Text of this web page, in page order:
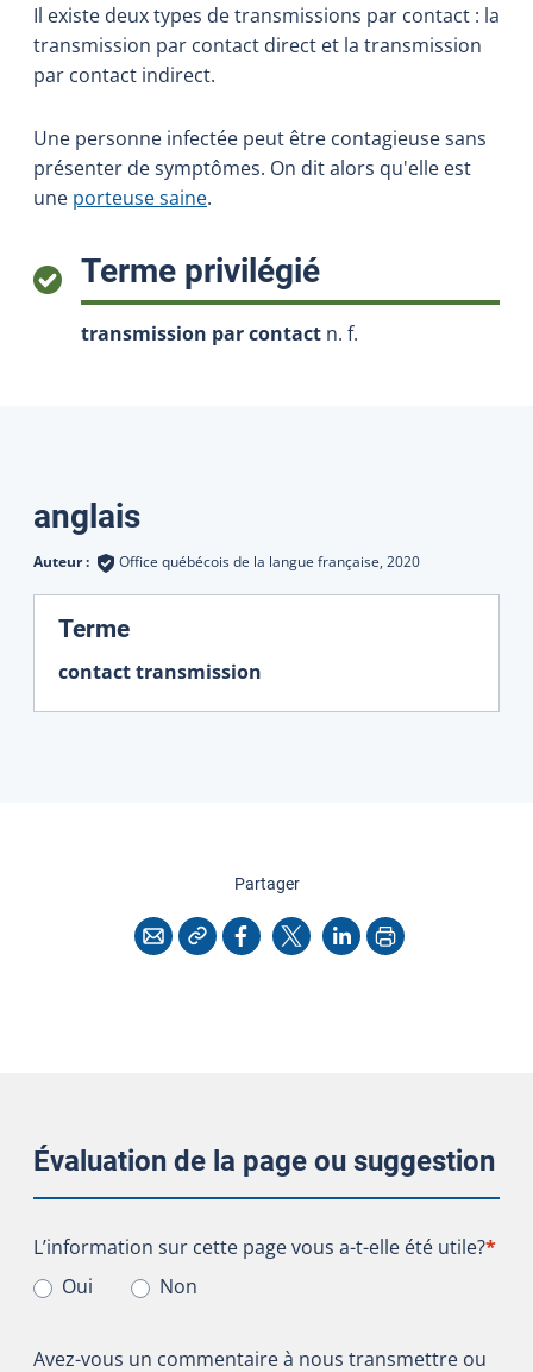
Il existe deux types de transmissions par contact : la
transmission par contact direct et la transmission
par contact indirect.
Une personne infectée peut être contagieuse sans
présenter de symptômes. On dit alors qu'elle est
une porteuse saine.
Terme privilégié:
transmission par contact n. f.
Traductions
anglais
Auteur : Office québécois de la langue française, 2020
Terme:
contact transmission
Partagercette page
CourrielCopier l'adresse
Facebook
X LinkedInImprimer
Évaluation de la page ou suggestion
L’information sur cette page vous a-t-elle été utile?
L’information sur cette page vous a-t-elle été utile?*
Oui
Non
Avez-vous un commentaire à nous transmettre ou